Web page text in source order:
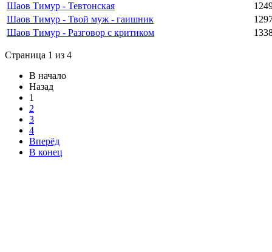
Шаов Тимур - Тевтонская
Шаов Тимур - Твой муж - гаишник
Шаов Тимур - Разговор с критиком
Страница 1 из 4
В начало
Назад
1
2
3
4
Вперёд
В конец